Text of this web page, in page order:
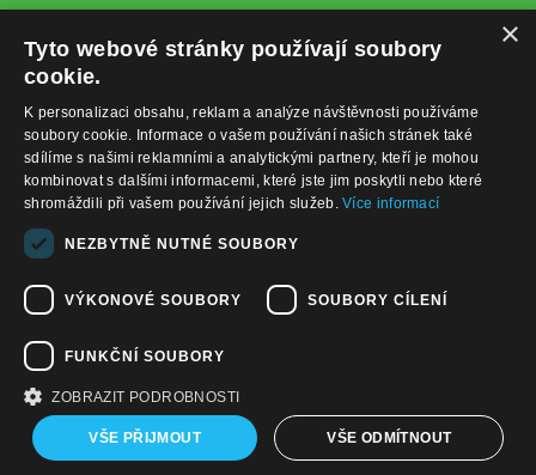
+420732122225
obchod@baterie-nabijecka.cz
Navigace
Úvodní strana
Nákupní košík
Kontaktní informace
Odstoupení od smlouvy
×
Tyto webové stránky používají soubory
cookie.
K personalizaci obsahu, reklam a analýze návštěvnosti používáme
soubory cookie. Informace o vašem používání našich stránek také
sdílíme s našimi reklamními a analytickými partnery, kteří je mohou
kombinovat s dalšími informacemi, které jste jim poskytli nebo které
shromáždili při vašem používání jejich služeb.Více informací
NEZBYTNĚ NUTNÉ SOUBORY
VÝKONOVÉ SOUBORY SOUBORY CÍLENÍ
FUNKČNÍ SOUBORY
ZOBRAZIT PODROBNOSTI
VŠE PŘIJMOUT VŠE ODMÍTNOUT